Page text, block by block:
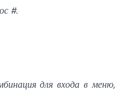
#.
для входа в меню,